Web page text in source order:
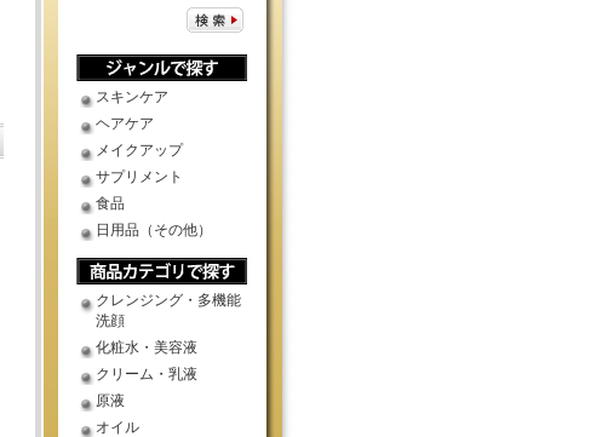
スキンケア
ヘアケア
メイクアップ
サプリメント
食品
日用品（その他）
クレンジング・多機能
洗顔
化粧水・美容液
クリーム・乳液
原液
オイル